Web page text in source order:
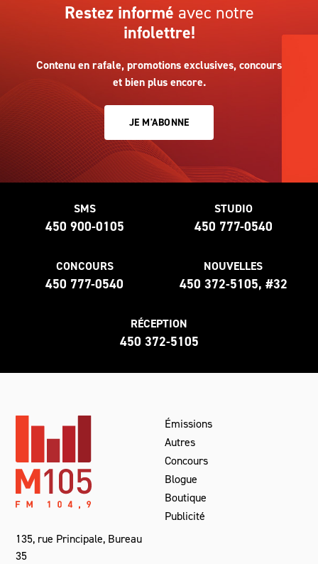
Restez informé avec notre
infolettre!
Contenu en rafale, promotions exclusives, concours
et bien plus encore.
JE M'ABONNE
SMS
450 900-0105
STUDIO
450 777-0540
CONCOURS
450 777-0540
NOUVELLES
450 372-5105, #32
RÉCEPTION
450 372-5105
135, rue Principale, Bureau
35
Émissions
Autres
Concours
Blogue
Boutique
Publicité